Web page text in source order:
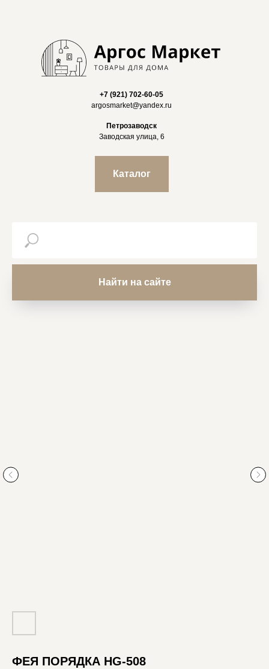
+7 (921) 702-60-05
argosmarket@yandex.ru
Петрозаводск
Заводская улица, 6
Каталог
Найти на сайте
ФЕЯ ПОРЯДКА HG-508